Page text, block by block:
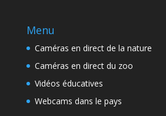
Menu
Caméras en direct de la nature
Caméras en direct du zoo
Vidéos éducatives
Webcams dans le pays